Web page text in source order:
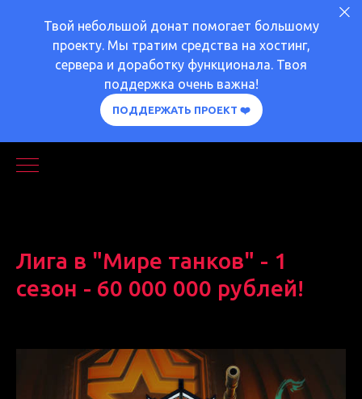
Твой небольшой донат помогает большому
проекту. Мы тратим средства на хостинг,
сервера и доработку функционала. Твоя
поддержка очень важна!
ПОДДЕРЖАТЬ ПРОЕКТ ❤️
Лига в "Мире танков" - 1
сезон - 60 000 000 рублей!